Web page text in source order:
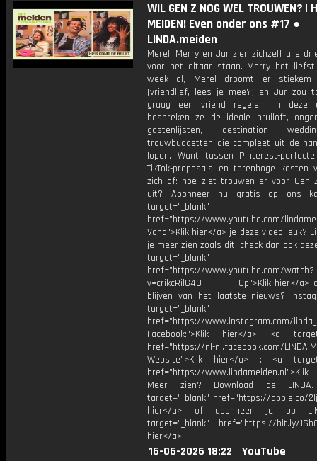
WIL GEN Z NOG WEL TROUWEN? |
MEIDEN! Even onder ons #17 ●
LINDA.meiden
Merel, Merry en Jur zien zichzelf alle
voor het altaar staan. Merry het liefst
week al, Merel droomt er stiekem
(vriendlief, lees je mee?) en Jur zou
graag een vriend regelen. In deze
bespreken ze de ideale bruiloft,
gastenlijsten, destination
trouwbudgetten die compleet uit de
lopen. Want tussen Pinterest-
TikTok-proposals en torenhoge kosten
zich af: hoe ziet trouwen er voor Gen
uit? Abonneer nu gratis op ons
target="_blank"
href="https://www.youtube.com/
Vond">Klik hier</a> je deze video leuk?
je meer zien zoals dit, check dan ook
target="_blank"
href="https://www.youtube.com/watch?
v=crikcRilG40 ---------- Op">Klik hier</a>
blijven van het laatste nieuws?
target="_blank"
href="https://www.instagram.com/
Facebook:">Klik hier</a> <a
href="https://nl-nl.facebook.com/
Website">Klik hier</a> : <a
href="https://
Meer zien? Download de
target="_blank" href="https://apple.co/
hier</a> of abonneer je op
target="_blank" href="https://bit.ly/
hier</a>
16-06-2026 18:22
YouTube